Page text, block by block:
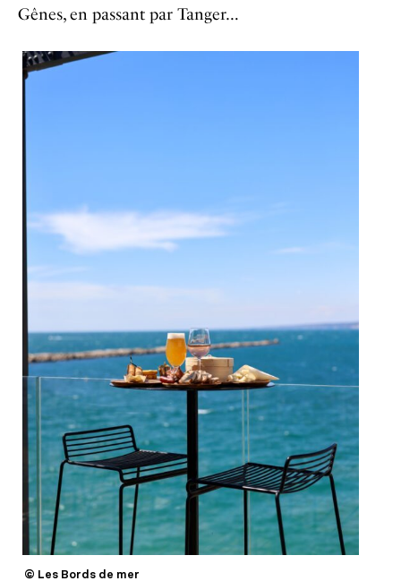
Gênes, en passant par Tanger…
© Les Bords de mer